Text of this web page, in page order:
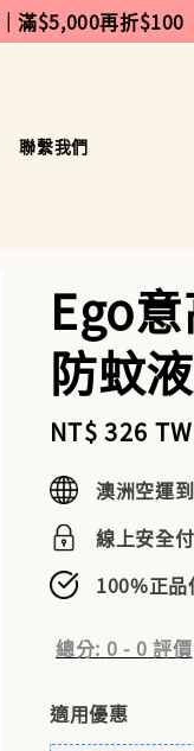
滿$5,000再折$100
聯繫我們
Ego
防蚊
Sale
price
NT$ 326
澳洲空運
線上安全
100%正品
總分: 0 - 0 評價
適用優惠